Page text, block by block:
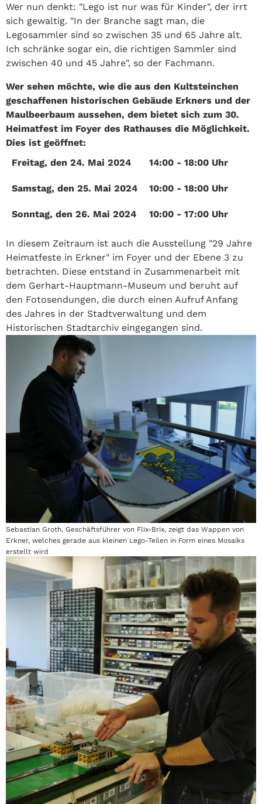
Wer nun denkt: "Lego ist nur was für Kinder", der irrt
sich gewaltig. "In der Branche sagt man, die
Legosammler sind so zwischen 35 und 65 Jahre alt.
Ich schränke sogar ein, die richtigen Sammler sind
zwischen 40 und 45 Jahre", so der Fachmann.
Wer sehen möchte, wie die aus den Kultsteinchen
geschaffenen historischen Gebäude Erkners und der
Maulbeerbaum aussehen, dem bietet sich zum 30.
Heimatfest im Foyer des Rathauses die Möglichkeit.
Dies ist geöffnet:
Freitag, den 24. Mai 2024
14:00 - 18:00 Uhr
Samstag, den 25. Mai 2024 10:00 - 18:00 Uhr
Sonntag, den 26. Mai 2024 10:00 - 17:00 Uhr
In diesem Zeitraum ist auch die Ausstellung "29 Jahre
Heimatfeste in Erkner" im Foyer und der Ebene 3 zu
betrachten. Diese entstand in Zusammenarbeit mit
dem Gerhart-Hauptmann-Museum und beruht auf
den Fotosendungen, die durch einen Aufruf Anfang
des Jahres in der Stadtverwaltung und dem
Historischen Stadtarchiv eingegangen sind.
Sebastian Groth, Geschäftsführer von Flix-Brix, zeigt das Wappen von
Erkner, welches gerade aus kleinen Lego-Teilen in Form eines Mosaiks
erstellt wird